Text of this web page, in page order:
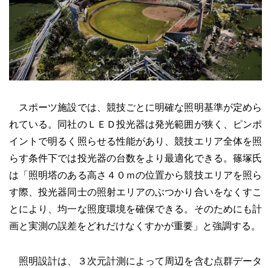
スポーツ施設では、競技ごとに明確な照明基準が定めら
れている。同社のＬＥＤ投光器は発光範囲が狭く、ピンポ
イントで明るく照らせる性能があり、競技エリア全体を照
らす条件下では投光器の台数をより最適化できる。篠塚氏
は「照明塔のある高さ４０ｍの位置から競技エリアを照ら
す際、投光器同士の照射エリアのぶつかり合いをなくすこ
とにより、均一な照度環境を確保できる。そのためにも計
画と実測の誤差をどれだけなくすかが重要」と強調する。
照明設計は、３次元計測によって周辺を含む点群データ